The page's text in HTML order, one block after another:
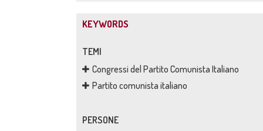
KEYWORDS
TEMI
Congressi del Partito Comunista Italiano
Partito comunista italiano
PERSONE